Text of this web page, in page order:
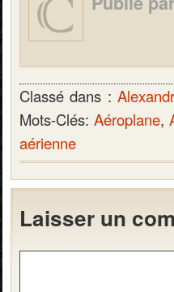
Classé dans :
Mots-Clés:Aéroplane,
aérienne
Laisser un